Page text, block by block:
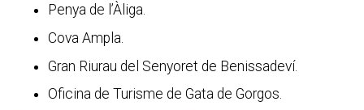
Penya de l’Àliga.
Cova Ampla.
Gran Riurau del Senyoret de Benissadeví.
Oficina de Turisme de Gata de Gorgos.